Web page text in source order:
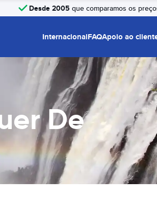
Desde 2005 que comparamos os
InternacionalFAQApoio ao
De